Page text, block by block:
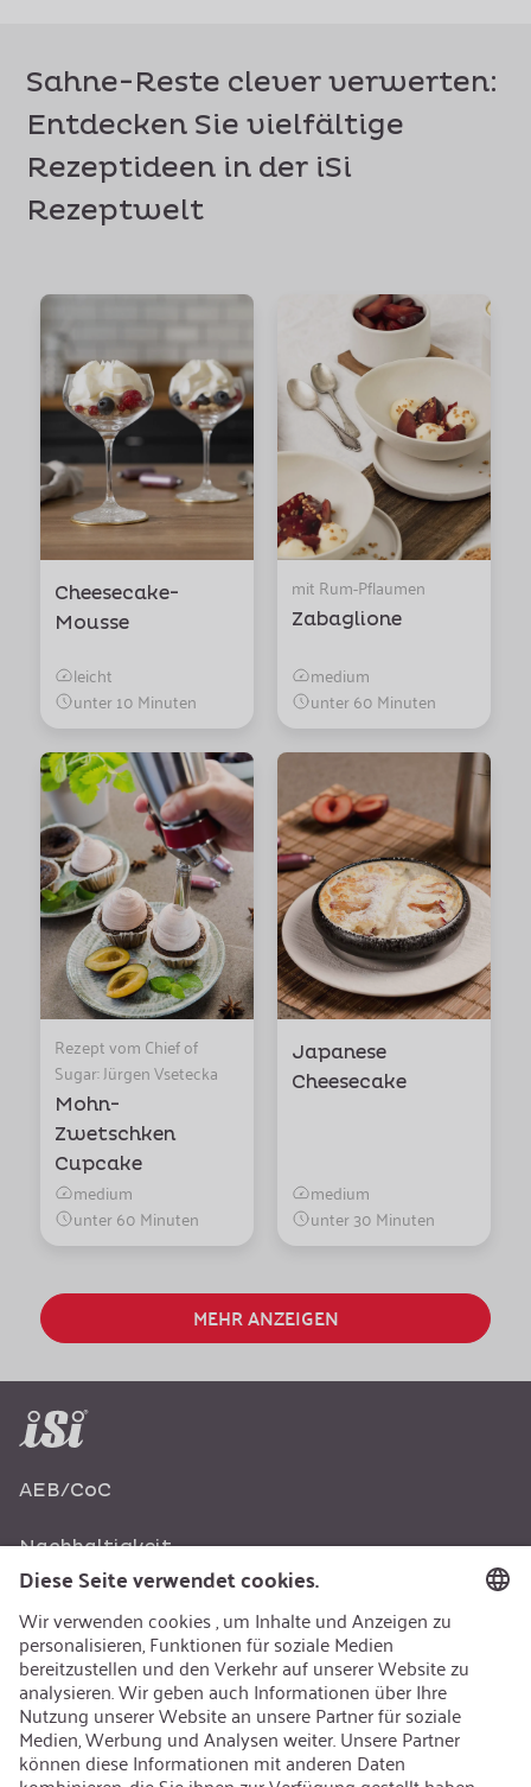
Sahne-Reste clever verwerten:
Entdecken Sie vielfältige
Rezeptideen in der iSi
Rezeptwelt
Cheesecake-
Mousse
leicht
unter 10 Minuten
mit Rum-Pflaumen
Zabaglione
medium
unter 60 Minuten
Rezept vom Chief of
Sugar: Jürgen Vsetecka
Mohn-
Zwetschken
Cupcake
medium
unter 60 Minuten
Japanese
Cheesecake
medium
unter 30 Minuten
MEHR ANZEIGEN
AEB/CoC
Nachhaltigkeit
Recycling
Nachhaltigkeit
Karriere
Offene Jobs
Kontakt